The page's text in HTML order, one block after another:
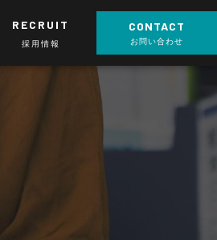
RECRUIT
採用情報
CONTACT
お問い合わせ